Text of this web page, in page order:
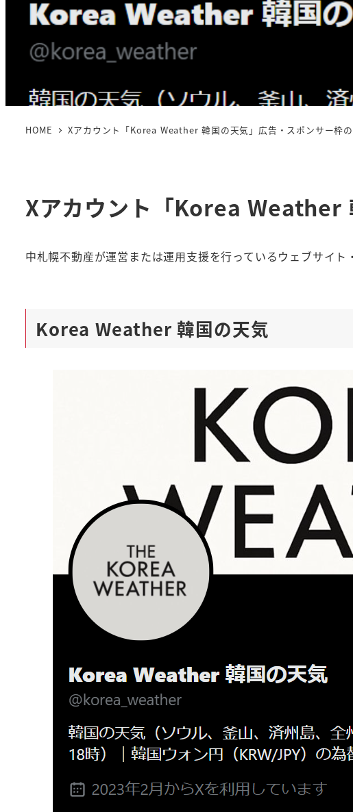
HOME Xアカウント「Korea Weather 韓国の天気」広告・スポンサー枠
Xアカウント「Korea Weather
中札幌不動産が運営または運用支援を行っているウェブサイ
Korea Weather 韓国の天気